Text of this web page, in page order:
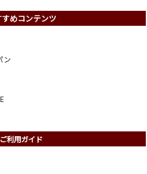
すめコンテンツ
ン
ご利用ガイド